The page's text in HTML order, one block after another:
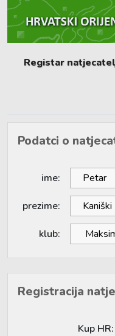
Registar
Podatci o
ime:
prezime:
klub:
Registracija
Kup HR: